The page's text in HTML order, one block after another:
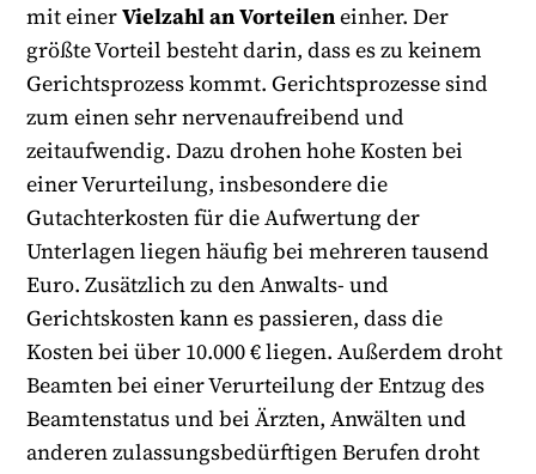
mit einerVielzahl an Vorteileneinher. Der
größte Vorteil besteht darin, dass es zu keinem
Gerichtsprozess kommt. Gerichtsprozesse sind
zum einen sehr nervenaufreibend und
zeitaufwendig. Dazu drohen hohe Kosten bei
einer Verurteilung, insbesondere die
Gutachterkosten für die Aufwertung der
Unterlagen liegen häufig bei mehreren tausend
Euro. Zusätzlich zu den Anwalts- und
Gerichtskosten kann es passieren, dass die
Kosten bei über 10.000 € liegen. Außerdem droht
Beamten bei einer Verurteilung der Entzug des
Beamtenstatus und bei Ärzten, Anwälten und
anderen zulassungsbedürftigen Berufen droht